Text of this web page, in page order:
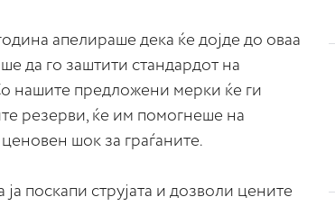
апелираше дека ќе дојде до оваа
да го заштити стандардот на
нашите предложени мерки ќе ги
резерви, ќе им помогнеше на
шок за граѓаните.
поскапи струјата и дозволи цените